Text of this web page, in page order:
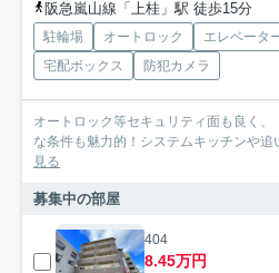
阪急嵐山線「上桂」駅 徒歩15分
駐輪場 オートロック エレベータ
宅配ボックス
防犯カメラ
オートロック等セキュリティ面も良く
な条件も魅力的！システムキッチンや追
見る
募集中の部屋
404
8.45万円